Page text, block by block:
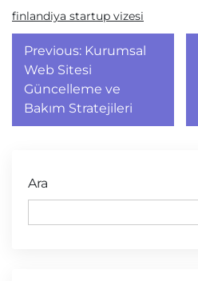
finlandiya startup vizesi
Yazı
gezinmesi
Previous: Kurumsal
Web Sitesi
Güncelleme ve
Bakım Stratejileri
Ara